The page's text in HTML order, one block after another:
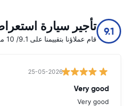
9.1 تأجير سيارة
قام عملاؤنا بتقييمنا على 9.1/ 10 من أصل 12842
25-05-2026
Very good
Very good